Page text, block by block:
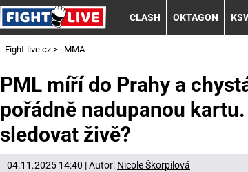
CLASH OKTAGON
Fight-live.cz > MMA
PML míří do Prahy a
pořádně nadupanou
sledovat živě?
04.11.2025 14:40 | Autor: Nicole Škorpilová